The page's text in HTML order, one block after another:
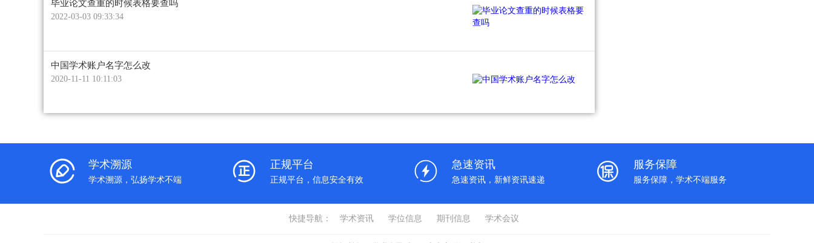
毕业论文查重的时候表格要查吗
2022-03-03 09:33:34
中国学术账户名字怎么改
2020-11-11 10:11:03
学术溯源
学术溯源，弘扬学术不端
正规平台
正规平台，信息安全有效
急速资讯
急速资讯，新鲜资讯速递
服务保障
服务保障，学术不端服务
快捷导航： 学术资讯 学位信息 期刊信息 学术会议